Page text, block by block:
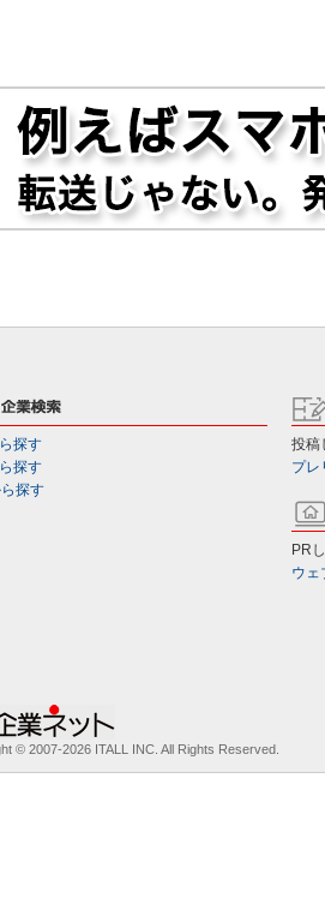
探す
探す
探す
投稿
プレ
PR
ウェ
© 2007-2026 ITALL INC. All Rights Reserved.